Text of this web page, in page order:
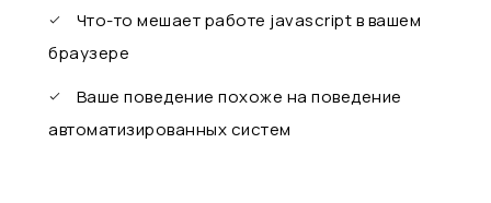
Что-то мешает работе javascript в вашем
браузере
Ваше поведение похоже на поведение
автоматизированных систем